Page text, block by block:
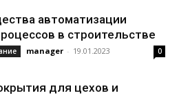
автоматизации
в строительстве
manager - 19.01.2023 0
для цехов и